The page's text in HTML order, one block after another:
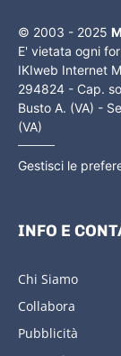
© 2003 - 2025
E' vietata ogni
IKIweb Internet
294824 - Cap.
Busto A. (VA) -
(VA)
Gestisci le
INFO E
Chi Siamo
Collabora
Pubblicità